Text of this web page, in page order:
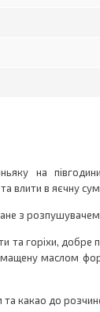
на
влити в яєчну
з
та горіхи,
маслом
какао до